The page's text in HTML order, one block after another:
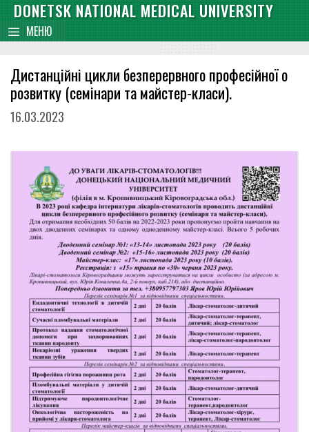
content
Skip
to
content
DONETSK NATIONAL MEDICAL UNIVERSITY
МЕНЮ
Дистанційні цикли безперервного професійної о
розвитку (семінари та майстер-класи).
16.03.2023